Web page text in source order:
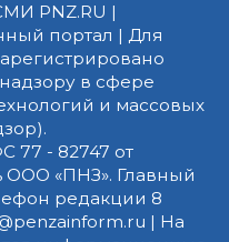
PNZ.RU |
портал | Для
в сфере
и массовых
77 - 82747 от
ООО «ПНЗ». Главный
редакции 8
| На